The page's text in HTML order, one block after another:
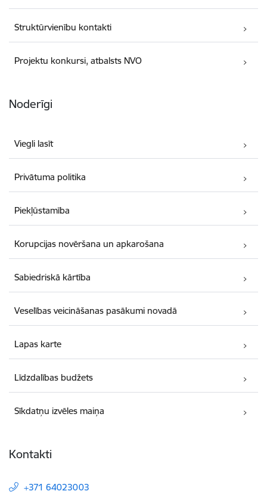
Struktūrvienību kontakti
Projektu konkursi, atbalsts NVO
Noderīgi
Viegli lasīt
Privātuma politika
Piekļūstamība
Korupcijas novēršana un apkarošana
Sabiedriskā kārtība
Veselības veicināšanas pasākumi novadā
Lapas karte
Līdzdalības budžets
Sīkdatņu izvēles maiņa
Kontakti
+371 64023003